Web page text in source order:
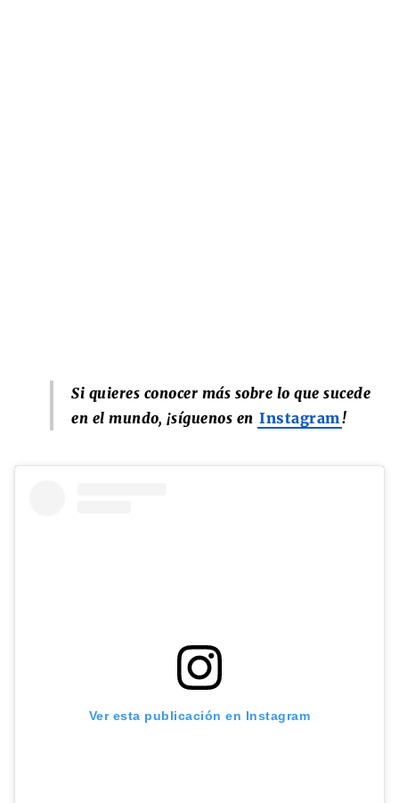
Si quieres conocer más sobre lo que sucede
en el mundo, ¡síguenos en Instagram!
Ver esta publicación en Instagram